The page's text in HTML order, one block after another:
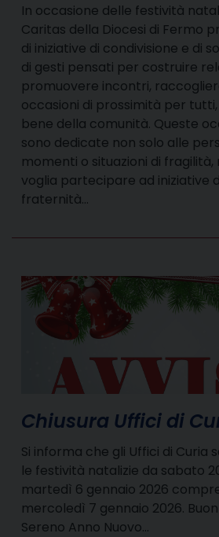
In occasione delle festività
Caritas della Diocesi di Fermo
di iniziative di condivisione e di
di gesti pensati per costruire
promuovere incontri,
occasioni di prossimità per
bene della comunità. Queste
sono dedicate non solo alle
momenti o situazioni di fragilità,
voglia partecipare ad iniziative
fraternità…
Chiusura Uffici di
Si informa che gli Uffici di Curia
le festività natalizie da sabato
martedì 6 gennaio 2026
mercoledì 7 gennaio 2026.
Sereno Anno Nuovo…